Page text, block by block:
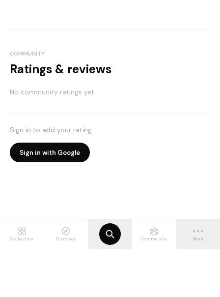
COMMUNITY
Ratings & reviews
No community ratings yet.
Sign in to add your rating.
Sign in with Google
Collection Discover Community More